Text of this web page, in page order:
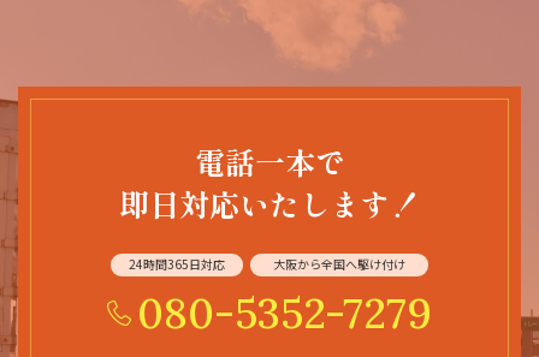
電話一本で
即日対応いたします！
24時間365日対応 大阪から全国へ駆け付け
080-5352-7279